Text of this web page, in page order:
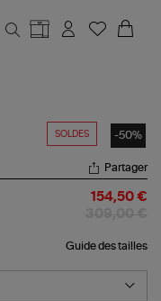
SOLDES -50%
Partager
154,50 €
Guide des tailles